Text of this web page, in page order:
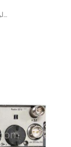
وحدة ترددات الراديو لمحطة القاعدة اللاسلكية من إريكسون 2212 B1 KRC 161 624/1